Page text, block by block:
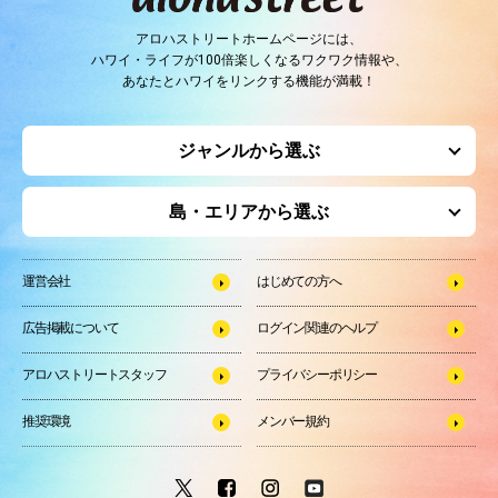
アロハストリートホームページには、
ハワイ・ライフが100倍楽しくなるワクワク情報や、
あなたとハワイをリンクする機能が満載！
ジャンルから選ぶ
島・エリアから選ぶ
運営会社 はじめての方へ
広告掲載について ログイン関連のヘルプ
アロハストリートスタッフ プライバシーポリシー
推奨環境 メンバー規約